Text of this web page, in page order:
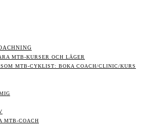
MTB-KURSER OCH LÄGER
MTB-CYKLIST: BOKA COACH/CLINIC/KURS
MTB-COACH